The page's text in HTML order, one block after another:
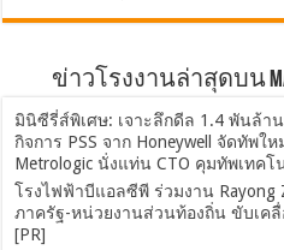
ข่าวโรงงานล่าสุดบน
มินิซีรี่ส์พิเศษ: เจาะลึกดีล 1.4 พันล้า
กิจการ PSS จาก Honeywell จัดทัพ
Metrologic นั่งแท่น CTO คุมทัพเทคโ
โรงไฟฟ้าบีแอลซีพี ร่วมงาน Rayong
ภาครัฐ-หน่วยงานส่วนท้องถิ่น ขับเค
[PR]